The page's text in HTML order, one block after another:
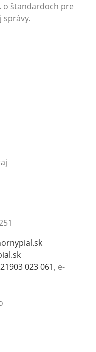
o štandardoch pre
správy.
023 061, e-